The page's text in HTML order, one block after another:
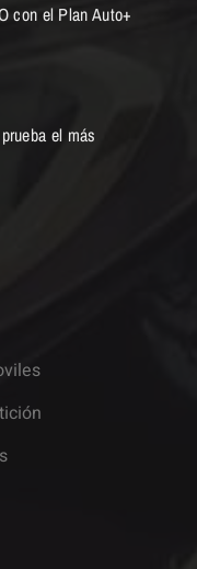
con el Plan Auto+
el más